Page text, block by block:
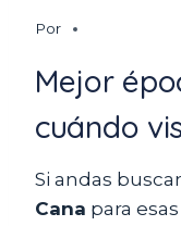
Por
Mejor
cuándo
Si andas
Cana para